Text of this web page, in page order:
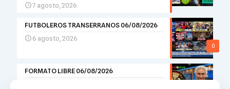
7 agosto, 2026
0
FUTBOLEROS TRANSERRANOS 06/08/2026
6 agosto, 2026
FORMATO LIBRE 06/08/2026